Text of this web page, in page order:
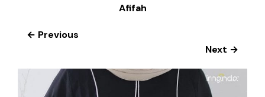
Afifah
← Previous
Next →